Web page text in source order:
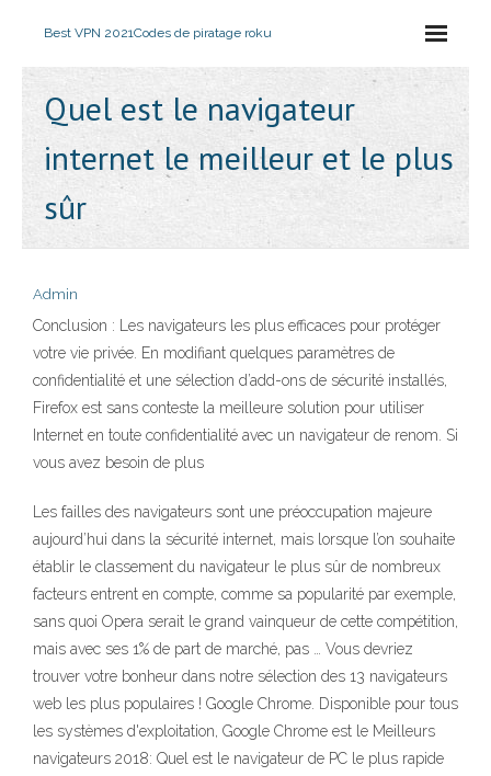
Best VPN 2021Codes de piratage roku
Quel est le navigateur
internet le meilleur et le plus
sûr
Admin
Conclusion : Les navigateurs les plus efficaces pour protéger
votre vie privée. En modifiant quelques paramètres de
confidentialité et une sélection d’add-ons de sécurité installés,
Firefox est sans conteste la meilleure solution pour utiliser
Internet en toute confidentialité avec un navigateur de renom. Si
vous avez besoin de plus
Les failles des navigateurs sont une préoccupation majeure
aujourd’hui dans la sécurité internet, mais lorsque l’on souhaite
établir le classement du navigateur le plus sûr de nombreux
facteurs entrent en compte, comme sa popularité par exemple,
sans quoi Opera serait le grand vainqueur de cette compétition,
mais avec ses 1% de part de marché, pas … Vous devriez
trouver votre bonheur dans notre sélection des 13 navigateurs
web les plus populaires ! Google Chrome. Disponible pour tous
les systèmes d'exploitation, Google Chrome est le Meilleurs
navigateurs 2018: Quel est le navigateur de PC le plus rapide